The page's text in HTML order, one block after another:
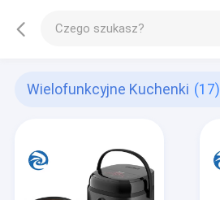
Wielofunkcyjne Kuchenki (17)